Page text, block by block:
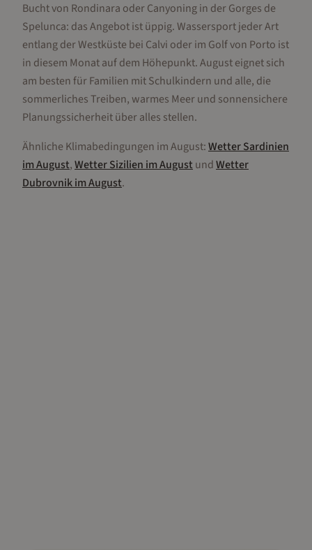
Bucht von Rondinara oder Canyoning in der Gorges de
Spelunca: das Angebot ist üppig. Wassersport jeder Art
entlang der Westküste bei Calvi oder im Golf von Porto ist
in diesem Monat auf dem Höhepunkt. August eignet sich
am besten für Familien mit Schulkindern und alle, die
sommerliches Treiben, warmes Meer und sonnensichere
Planungssicherheit über alles stellen.
Ähnliche Klimabedingungen imAugust:WetterSardinien
imAugust,WetterSizilien imAugustundWetter
DubrovnikimAugust.